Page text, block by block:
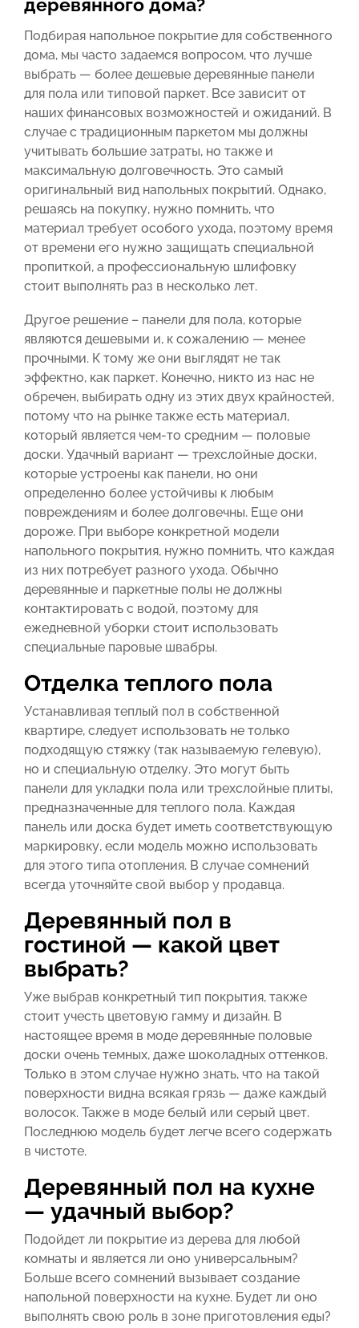
Подбирая напольное покрытие для собственного
дома, мы часто задаемся вопросом, что лучше
выбрать — более дешевые деревянные панели
для пола или типовой паркет. Все зависит от
наших финансовых возможностей и ожиданий. В
случае с традиционным паркетом мы должны
учитывать большие затраты, но также и
максимальную долговечность. Это самый
оригинальный вид напольных покрытий. Однако,
решаясь на покупку, нужно помнить, что
материал требует особого ухода, поэтому время
от времени его нужно защищать специальной
пропиткой, а профессиональную шлифовку
стоит выполнять раз в несколько лет.
Другое решение – панели для пола, которые
являются дешевыми и, к сожалению — менее
прочными. К тому же они выглядят не так
эффектно, как паркет. Конечно, никто из нас не
обречен, выбирать одну из этих двух крайностей,
потому что на рынке также есть материал,
который является чем-то средним — половые
доски. Удачный вариант — трехслойные доски,
которые устроены как панели, но они
определенно более устойчивы к любым
повреждениям и более долговечны. Еще они
дороже. При выборе конкретной модели
напольного покрытия, нужно помнить, что каждая
из них потребует разного ухода. Обычно
деревянные и паркетные полы не должны
контактировать с водой, поэтому для
ежедневной уборки стоит использовать
специальные паровые швабры.
Отделка теплого пола
Устанавливая теплый пол в собственной
квартире, следует использовать не только
подходящую стяжку (так называемую гелевую),
но и специальную отделку. Это могут быть
панели для укладки пола или трехслойные плиты,
предназначенные для теплого пола. Каждая
панель или доска будет иметь соответствующую
маркировку, если модель можно использовать
для этого типа отопления. В случае сомнений
всегда уточняйте свой выбор у продавца.
Деревянный пол в
гостиной — какой цвет
выбрать?
Уже выбрав конкретный тип покрытия, также
стоит учесть цветовую гамму и дизайн. В
настоящее время в моде деревянные половые
доски очень темных, даже шоколадных оттенков.
Только в этом случае нужно знать, что на такой
поверхности видна всякая грязь — даже каждый
волосок. Также в моде белый или серый цвет.
Последнюю модель будет легче всего содержать
в чистоте.
Деревянный пол на кухне
— удачный выбор?
Подойдет ли покрытие из дерева для любой
комнаты и является ли оно универсальным?
Больше всего сомнений вызывает создание
напольной поверхности на кухне. Будет ли оно
выполнять свою роль в зоне приготовления еды?